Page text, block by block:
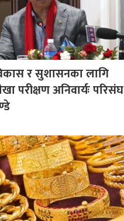
र सुशासनका लागि
परीक्षण अनिवार्यः परिसंघ